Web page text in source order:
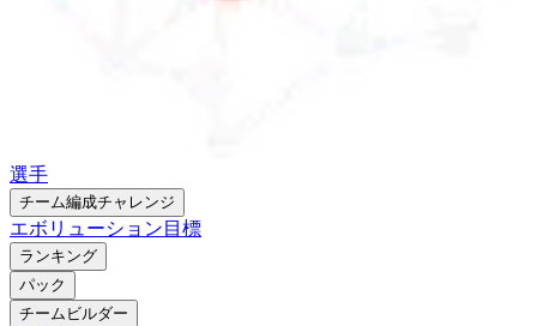
選手
チーム編成チャレンジ
エボリューション 目標
ランキング
パック
チームビルダー